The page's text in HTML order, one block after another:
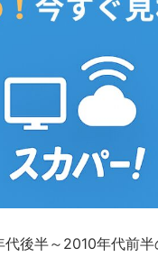
後半～2010年代前